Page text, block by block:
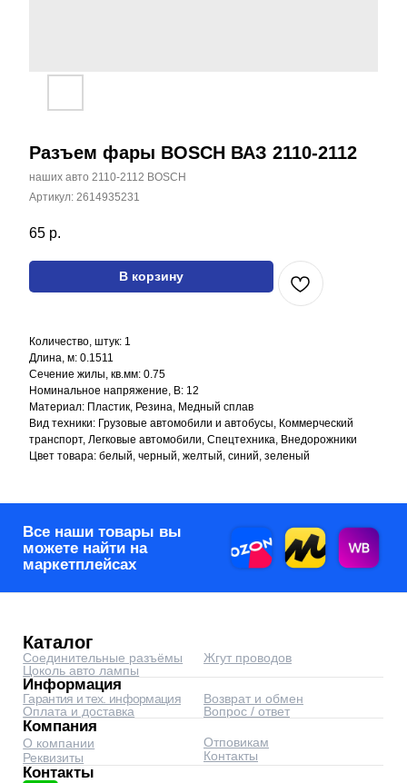
Разъем фары BOSCH ВАЗ 2110-2112
наших авто 2110-2112 BOSCH
Артикул:2614935231
65 р.
В корзину
Количество, штук: 1
Длина, м: 0.1511
Сечение жилы, кв.мм: 0.75
Номинальное напряжение, В: 12
Материал: Пластик, Резина, Медный сплав
Вид техники: Грузовые автомобили и автобусы, Коммерческий
транспорт, Легковые автомобили, Спецтехника, Внедорожники
Цвет товара: белый, черный, желтый, синий, зеленый
можете найти на
Соединительные разъёмы
Цоколь авто лампы
Информация
Гарантия и тех. информация
Возврат и обмен
Компания
О компании
Реквизиты
Отповикам
Контакты
Контакты
corp@automyr.ru +7 (917) 945 88 55
автозапчастей - www.automyr.ru
Согласие на обработку персональных данных
Оферта